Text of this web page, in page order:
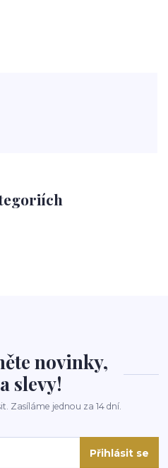
novinky,
slevy!
Zasíláme jednou za 14 dní.
Přihlásit se